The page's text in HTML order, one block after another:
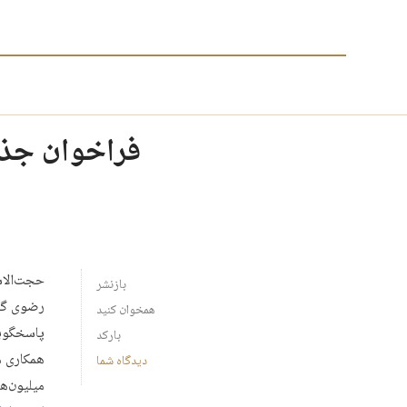
فراخوان
بازنشر
همخوان کنید
بارکد
دیدگاه شما